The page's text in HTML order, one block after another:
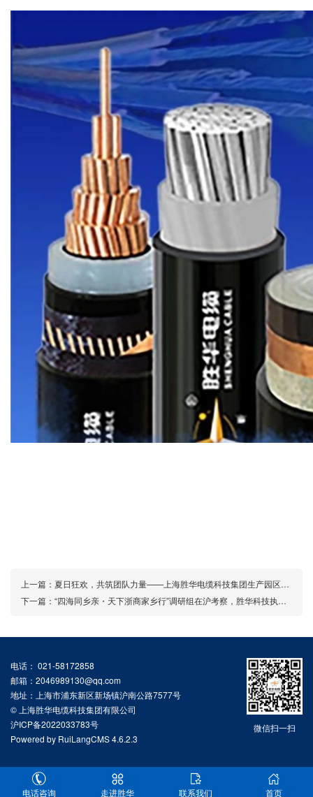
上一篇： 夏日狂欢，共筑团队力量——上海胜华电缆科技集团生产园区团建之旅
下一篇： “四海同乡亲・天下浙商家乡行”调研组在沪考察，胜华科技执行总裁郑奔应邀座谈交流
微信扫一扫
电话： 021-58172858
邮箱：2046989130@qq.com
地址：上海市浦东新区新场镇沪南公路7577号
© 上海胜华电缆科技集团有限公司
沪ICP备2022033783号
Powered by RuiLangCMS4.6.2.3
电话咨询 走进胜华 联系我们 首页